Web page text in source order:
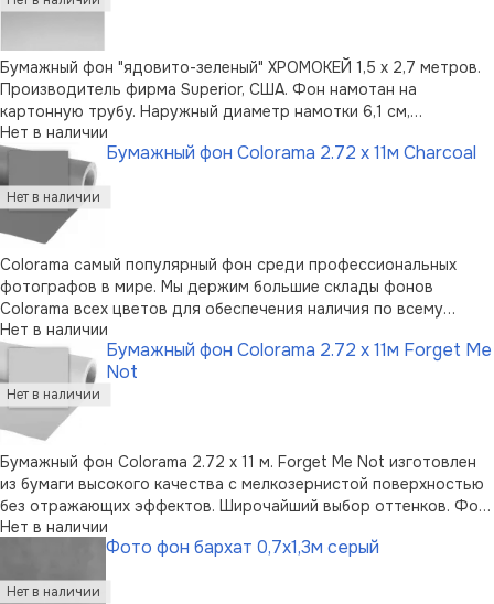
Бумажный фон "ядовито-зеленый" ХРОМОКЕЙ 1,5 х 2,7 метров.
Производитель фирма Superior, США. Фон намотан на
картонную трубу. Наружный диаметр намотки 6,1 см,
внутренний диаметр картонной трубы 50 мм. Рулон фона
упакован в полиэтиленовую пленку. Вес фона - 1 кг.
Нет в наличии
Бумажный фон Colorama 2.72 x 11м Charcoal
Colorama самый популярный фон среди профессиональных
фотографов в мире. Мы держим большие склады фонов
Colorama всех цветов для обеспечения наличия по всему
миру.Высококачественная бумага, мелкозернистая
неотражающая поверхностьШирокая палитра цветовСамый
популярный фон для фотографов100% подлежит в …
Нет в наличии
Бумажный фон Colorama 2.72 x 11м Forget Me
Not
Бумажный фон Colorama 2.72 x 11 м. Forget Me Not изготовлен
из бумаги высокого качества с мелкозернистой поверхностью
без отражающих эффектов. Широчайший выбор оттенков. Фон
пользуется огромной популярностью среди фотографов.
Можно перерабатывать вторично. Возможно вертикальное
Нет в наличии
Фото фон бархат 0,7х1,3м серый